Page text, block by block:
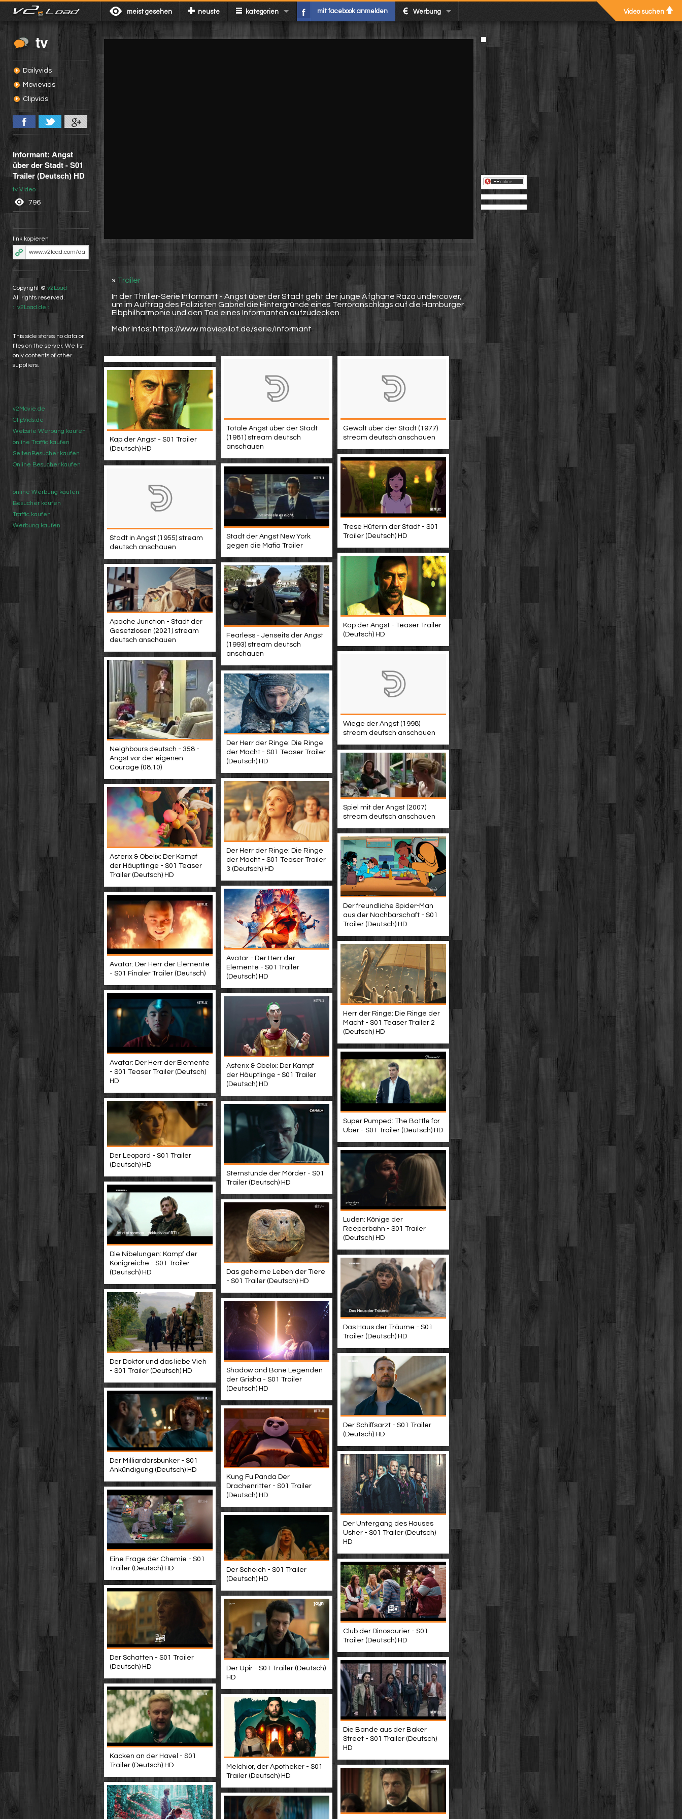
meist gesehen neuste kategorien mit facebook anmelden Werbung Video suchen
tv
Dailyvids
Movievids
Clipvids
Informant: Angst
über der Stadt - S01
Trailer (Deutsch) HD
tv Video
796
link kopieren
Copyright © v2Load
All rights reserved.
:: v2Load.de ::
This side stores no data or
files on the server. We list
only contents of other
suppliers.
v2Movie.de
ClipVids.de
Website Werbung kaufen
online Traffic kaufen
SeitenBesucher kaufen
Online Besucher kaufen
online Werbung kaufen
Besucher kaufen
Traffic kaufen
Werbung kaufen
» Trailer
In der Thriller-Serie Informant - Angst über der Stadt geht der junge Afghane Raza undercover,
um im Auftrag des Polizisten Gabriel die Hintergründe eines Terroranschlags auf die Hamburger
Elbphilharmonie und den Tod eines Informanten aufzudecken.
Mehr Infos: https://www.moviepilot.de/serie/informant
Totale Angst über der Stadt
(1981) stream deutsch
anschauen
Gewalt über der Stadt (1977)
stream deutsch anschauen
Kap der Angst - S01 Trailer
(Deutsch) HD
Trese Hüterin der Stadt - S01
Trailer (Deutsch) HD
Stadt der Angst New York
gegen die Mafia Trailer
Stadt in Angst (1955) stream
deutsch anschauen
Kap der Angst - Teaser Trailer
(Deutsch) HD
Fearless - Jenseits der Angst
(1993) stream deutsch
anschauen
Apache Junction - Stadt der
Gesetzlosen (2021) stream
deutsch anschauen
Wiege der Angst (1998)
stream deutsch anschauen
Neighbours deutsch - 358 -
Angst vor der eigenen
Courage (08.10)
Der Herr der Ringe: Die Ringe
der Macht - S01 Teaser Trailer
(Deutsch) HD
Spiel mit der Angst (2007)
stream deutsch anschauen
Der Herr der Ringe: Die Ringe
der Macht - S01 Teaser Trailer
3 (Deutsch) HD
Asterix & Obelix: Der Kampf
der Häuptlinge - S01 Teaser
Trailer (Deutsch) HD
Der freundliche Spider-Man
aus der Nachbarschaft - S01
Trailer (Deutsch) HD
Avatar - Der Herr der
Elemente - S01 Trailer
(Deutsch) HD
Avatar: Der Herr der Elemente
- S01 Finaler Trailer (Deutsch)
Herr der Ringe: Die Ringe der
Macht - S01 Teaser Trailer 2
(Deutsch) HD
Avatar: Der Herr der Elemente
- S01 Teaser Trailer (Deutsch)
HD
Asterix & Obelix: Der Kampf
der Häuptlinge - S01 Trailer
(Deutsch) HD
Super Pumped: The Battle for
Uber - S01 Trailer (Deutsch) HD
Der Leopard - S01 Trailer
(Deutsch) HD
Sternstunde der Mörder - S01
Trailer (Deutsch) HD
Luden: Könige der
Reeperbahn - S01 Trailer
(Deutsch) HD
Die Nibelungen: Kampf der
Königreiche - S01 Trailer
(Deutsch) HD
Das geheime Leben der Tiere
- S01 Trailer (Deutsch) HD
Das Haus der Träume - S01
Trailer (Deutsch) HD
Der Doktor und das liebe Vieh
- S01 Trailer (Deutsch) HD
Shadow and Bone Legenden
der Grisha - S01 Trailer
(Deutsch) HD
Der Schiffsarzt - S01 Trailer
(Deutsch) HD
Der Milliardärsbunker - S01
Ankündigung (Deutsch) HD
Kung Fu Panda Der
Drachenritter - S01 Trailer
(Deutsch) HD
Der Untergang des Hauses
Usher - S01 Trailer (Deutsch)
HD
Eine Frage der Chemie - S01
Trailer (Deutsch) HD
Der Scheich - S01 Trailer
(Deutsch) HD
Club der Dinosaurier - S01
Trailer (Deutsch) HD
Der Schatten - S01 Trailer
(Deutsch) HD
Der Upir - S01 Trailer (Deutsch)
HD
Die Bande aus der Baker
Street - S01 Trailer (Deutsch)
HD
Kacken an der Havel - S01
Trailer (Deutsch) HD
Melchior, der Apotheker - S01
Trailer (Deutsch) HD